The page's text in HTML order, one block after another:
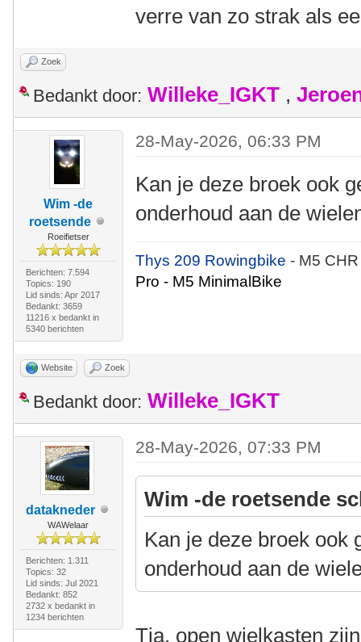
verre van zo strak als
Zoek
Bedankt door: Willeke_IGKT ,
Wim -de
roetsende
Roeifietser
Berichten: 7.594
Topics: 190
Lid sinds: Apr 2017
Bedankt: 3659
11216 x bedankt in
5340 berichten
28-May-2026, 06:33 PM
Kan je deze broek ook
onderhoud aan de
Thys 209 Rowingbike- M5
Pro - M5 MinimalBike
Website Zoek
Bedankt door: Willeke_IGKT
datakneder
WAWelaar
Berichten: 1.311
Topics: 32
Lid sinds: Jul 2021
Bedankt: 852
2732 x bedankt in
1234 berichten
28-May-2026, 07:33 PM
Wim -de roetsende
Kan je deze broek ook
onderhoud aan de
Tja, open wielkasten